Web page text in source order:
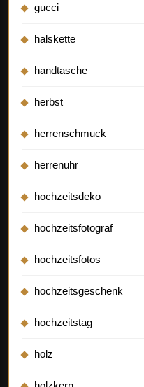
gucci
halskette
handtasche
herbst
herrenschmuck
herrenuhr
hochzeitsdeko
hochzeitsfotograf
hochzeitsfotos
hochzeitsgeschenk
hochzeitstag
holz